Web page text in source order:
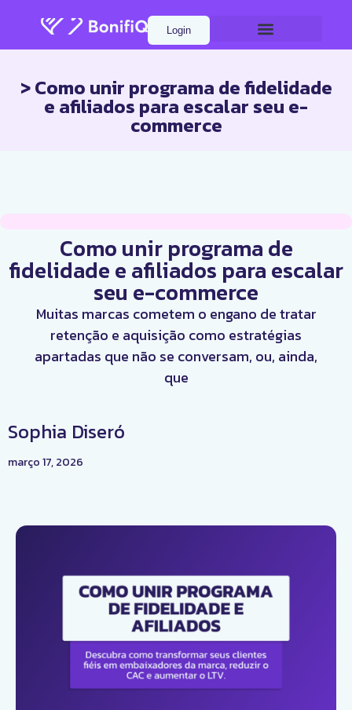
Login
> Como unir programa de fidelidade
e afiliados para escalar seu e-
commerce
Como unir programa de
fidelidade e afiliados para escalar
seu e-commerce
Muitas marcas cometem o engano de tratar
retenção e aquisição como estratégias
apartadas que não se conversam, ou, ainda,
que
Sophia Diseró
março 17, 2026